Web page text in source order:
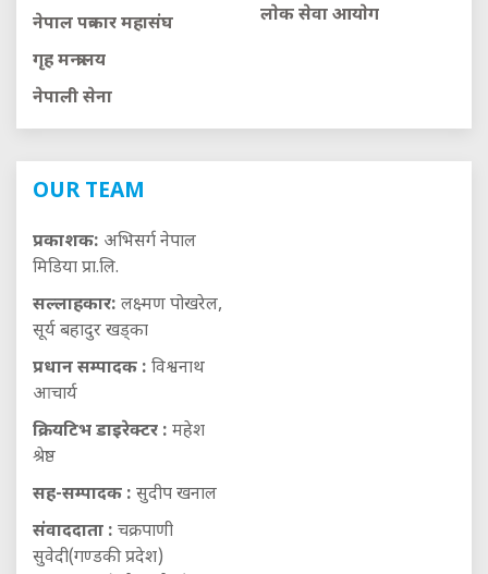
नेपाल पत्रकार महासंघ
गृह मन्त्रालय
नेपाली सेना
लाेक सेवा आयाेग
OUR TEAM
प्रकाशक: अभिसर्ग नेपाल
मिडिया प्रा.लि.
सल्लाहकार: लक्ष्मण पोखरेल,
सूर्य बहादुर खड्का
प्रधान सम्पादक : विश्वनाथ
आचार्य
क्रियटिभ डाइरेक्टर : महेश
श्रेष्ठ
सह-सम्पादक : सुदीप खनाल
संवाददाता : चक्रपाणी
सुवेदी(गण्डकी प्रदेश)